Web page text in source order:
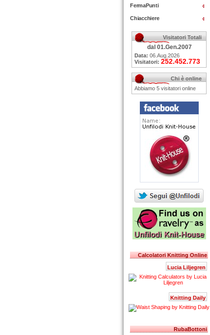
FermaPunti
Chiacchiere
Visitatori Totali
dal 01.Gen.2007
Data: 06.Aug.2026
Visitatori: 252.452.773
Chi è online
Abbiamo 5 visitatori online
Calcolatori Knitting Online
Lucia Liljegren
Knitting Daily
RubaBottoni